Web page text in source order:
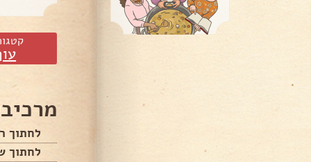
לחתוך
לחתוך